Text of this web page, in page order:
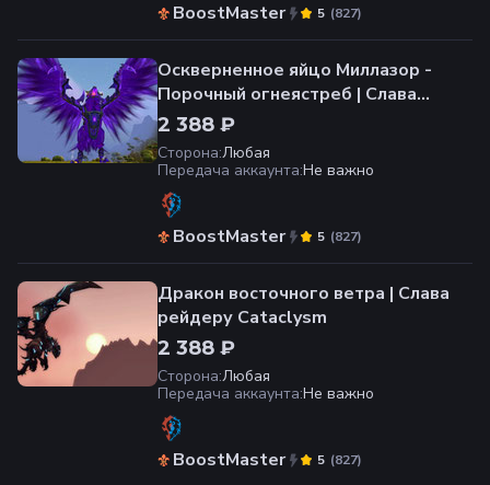
BoostMaster (827)
5
Оскверненное яйцо Миллазор -
Порочный огнеястреб | Слава
рейдеру Огненных Просторов
2 388 ₽
Сторона:Любая
Передача аккаунта:Не важно
BoostMaster (827)
5
Дракон восточного ветра | Слава
рейдеру Cataclysm
2 388 ₽
Сторона:Любая
Передача аккаунта:Не важно
BoostMaster (827)
5